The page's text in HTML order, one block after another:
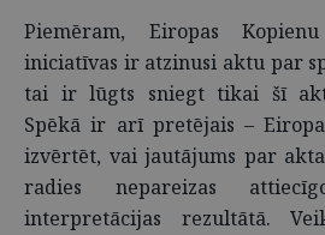
Piemēram, Eiropas
iniciatīvas ir atzinusi aktu par
tai ir lūgts sniegt tikai šī
Spēkā ir arī pretējais –
izvērtēt, vai jautājums par
radies nepareizas
interpretācijas rezultātā.